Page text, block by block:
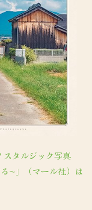
スタルジック写真
〜」（マール社）は